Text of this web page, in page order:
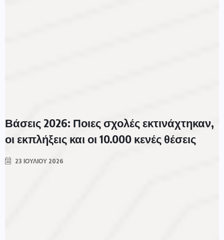
Βάσεις 2026: Ποιες σχολές εκτινάχτηκαν,
οι εκπλήξεις και οι 10.000 κενές θέσεις
23 ΙΟΥΛΊΟΥ 2026